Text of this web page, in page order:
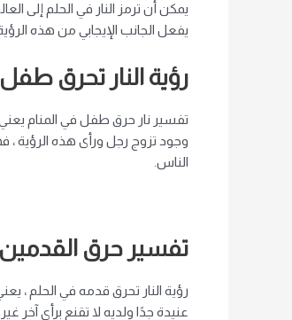
يمكن أن ترمز النار في الحلم إلى
يفعل الجانب الإيجابي من هذه
رؤية النار تحرق طفل
تفسير نار حرق طفل في المنام
وجود تزوج رجل ورأى هذه الرؤية ،
الناس.
تفسير حرق القدمين
رؤية النار تحرق قدمه في الحلم ،
عنيدة جدًا ولديه لا تقنع برأي آخر